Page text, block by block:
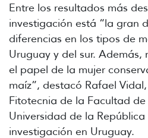
Entre los resultados más
investigación está “la gran
diferencias en los tipos de
Uruguay y del sur.
el papel de la mujer
maíz”, destacó Rafael
Fitotecnia de la Facultad
Universidad de la
investigación en Uruguay.